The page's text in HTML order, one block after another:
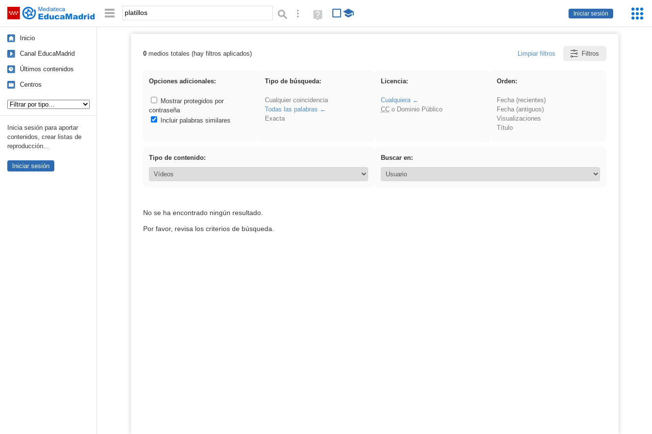
Saltar navegación
Iniciar sesión
Palabra o frase: Búsqueda avanzada
Ayuda
(en
Inicio
Canal EducaMadrid
Últimos contenidos
Centros
Inicia sesión para aportar
contenidos, crear listas de
reproducción...
Iniciar sesión
Resultados de: platillos
0medios totales (hay filtros aplicados) Limpiar filtros Filtros
Opciones adicionales:
Mostrar protegidos por
contraseña
Incluir palabras similares
Tipo de búsqueda:
Cualquier coincidencia
Todas las palabras
Exacta
Licencia:
Cualquiera
CCo Dominio Público
Orden:
Fecha (recientes)
Fecha (antiguos)
Visualizaciones
Título
Tipo de contenido: Buscar en:
No se ha encontrado ningún resultado.
Por favor, revisa los criterios de búsqueda.